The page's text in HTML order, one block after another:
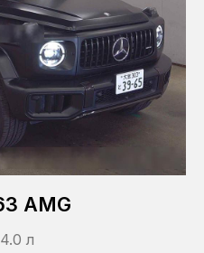
AMG
4.0 л